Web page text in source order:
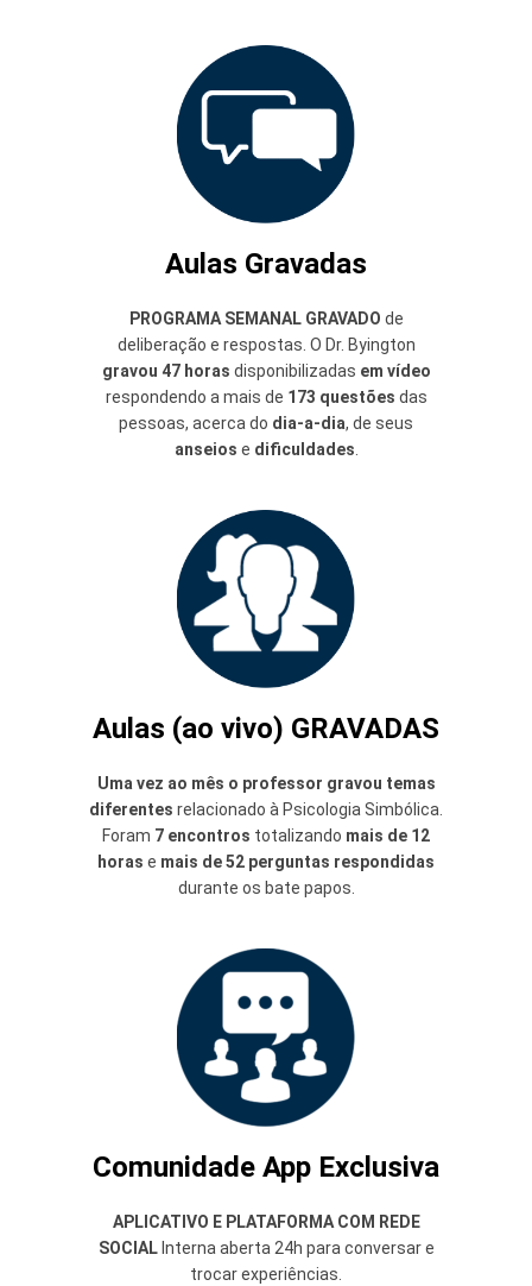
Aulas Gravadas
PROGRAMA SEMANAL GRAVADO de
deliberação e respostas. O Dr. Byington
gravou 47 horas disponibilizadas em vídeo
respondendo a mais de 173 questões das
pessoas, acerca do dia-a-dia, de seus
anseios e dificuldades
Aulas (ao vivo) GRAVADAS
Uma vez ao mês o professor gravou temas
diferentes relacionado à Psicologia Simbólica.
Foram 7 encontros totalizando mais de 12
horas e mais de 52 perguntas respondidas
durante os bate papos.
Comunidade App Exclusiva
APLICATIVO E PLATAFORMA COM REDE
SOCIALInterna aberta 24h para conversar e
trocar experiências.